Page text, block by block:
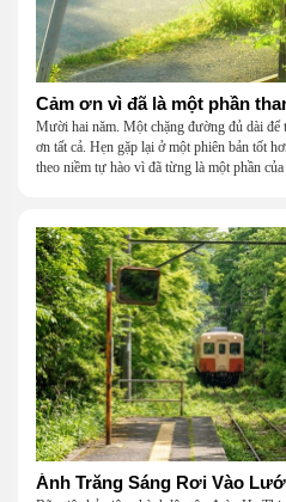
Cảm ơn vì đã là một phần
Mười hai năm. Một chặng đường đủ dài để
ơn tất cả. Hẹn gặp lại ở một phiên bản tốt
theo niềm tự hào vì đã từng là một phần
Ánh Trăng Sáng Rơi Vào